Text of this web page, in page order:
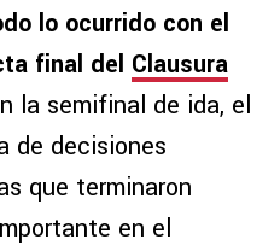
lo ocurrido con el
final del Clausura
la semifinal de ida, el
de decisiones
que terminaron
en el